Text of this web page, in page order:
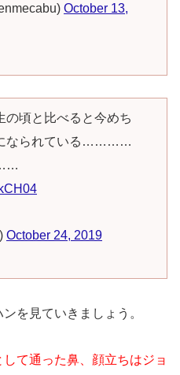
October 13,
の頃と比べると今めち
なられている…………
October 24, 2019
を見ていきましょう。
て通った鼻、顔立ちはジョ